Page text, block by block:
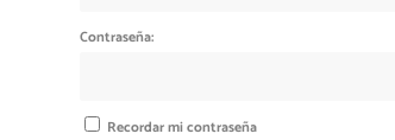
Contraseña:
Recordar mi contraseña